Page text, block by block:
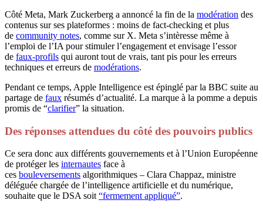
Côté Meta, Mark Zuckerberg a annoncé la fin de la modération des
contenus sur ses plateformes : moins de fact-checking et plus
de community notes, comme sur X. Meta s’intèresse même à
l’emploi de l’IA pour stimuler l’engagement et envisage l’essor
de faux-profils qui auront tout de vrais, tant pis pour les erreurs
techniques et erreurs de modérations.
Pendant ce temps, Apple Intelligence est épinglé par la BBC suite au
partage de faux résumés d’actualité. La marque à la pomme a depuis
promis de “clarifier” la situation.
Des réponses attendues du côté des pouvoirs publics
Ce sera donc aux différents gouvernements et à l’Union Européenne
de protéger les internautes face à
ces bouleversements algorithmiques – Clara Chappaz, ministre
déléguée chargée de l’intelligence artificielle et du numérique,
souhaite que le DSA soit “fermement appliqué”.